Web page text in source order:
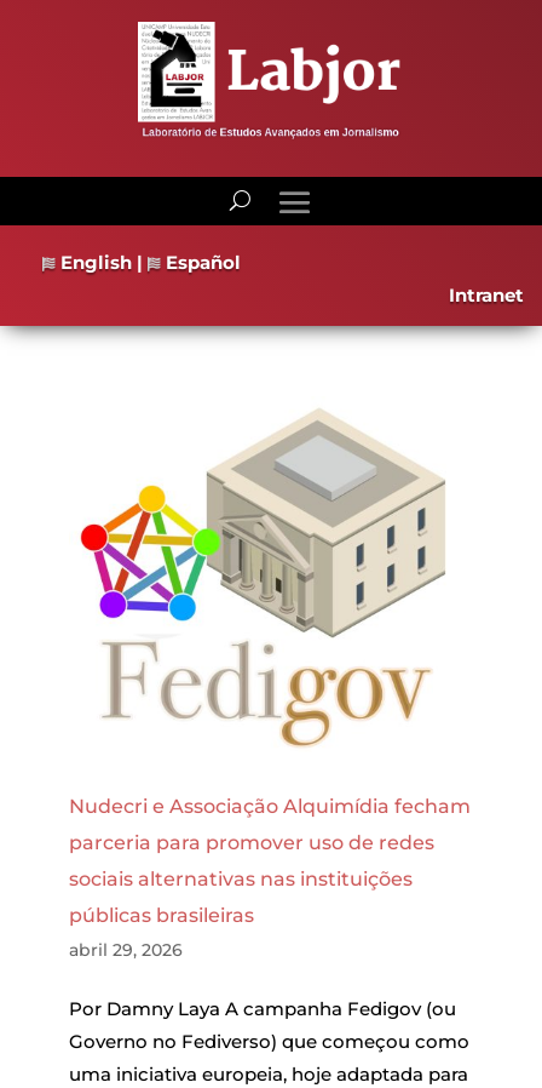
English |
Español
Intranet
Nudecri e Associação Alquimídia fecham
parceria para promover uso de redes
sociais alternativas nas instituições
públicas brasileiras
abril 29, 2026
Por Damny Laya A campanha Fedigov (ou
Governo no Fediverso) que começou como
uma iniciativa europeia, hoje adaptada para